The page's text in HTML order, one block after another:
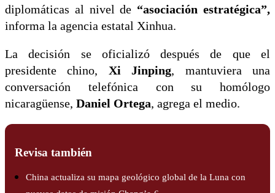
diplomáticas al nivel de “asociación estratégica”,
informa la agencia estatal Xinhua.
La decisión se oficializó después de que el
presidente chino, Xi Jinping, mantuviera una
conversación telefónica con su homólogo
nicaragüense, Daniel Ortega, agrega el medio.
Revisa también
China actualiza su mapa geológico global de la Luna con